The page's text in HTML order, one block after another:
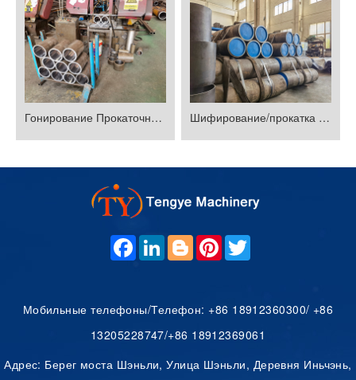
Гонирование Прокаточные трубы Шифирование/прокатка стальных труб
F
A
C
O
O
K
L
I
N
D
I
N
B
L
O
E
R
P
I
N
R
E
S
T
T
W
I
E
R
Мобильные телефоны/Телефон: +86 18912360300/ +86
13205228747/+86 18912369061
Адрес: Берег моста Шэньли, Улица Шэньли, Деревня Иньчэнь,